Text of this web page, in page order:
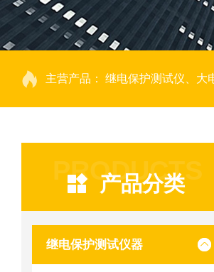
主营产品： 继电保护测试仪、大电流发生器、模拟断路器、回路电阻测试仪
PRODUCTS
产品分类
继电保护测试仪器